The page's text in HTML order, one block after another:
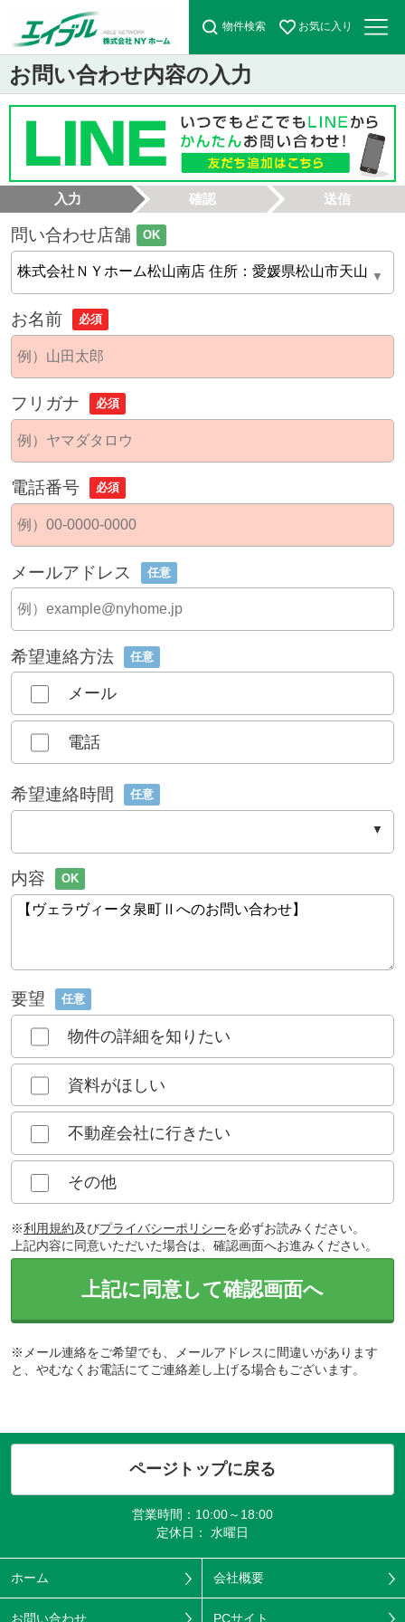
物件検索 お気に入り
お問い合わせ内容の入力
入力 確認 送信
問い合わせ店舗 OK
お名前 必須
フリガナ 必須
電話番号 必須
メールアドレス 任意
希望連絡方法 任意
メール
電話
希望連絡時間 任意
内容 OK
要望 任意
物件の詳細を知りたい
資料がほしい
不動産会社に行きたい
その他
※利用規約及びプライバシーポリシーを必ずお読みください。
上記内容に同意いただいた場合は、確認画面へお進みください。
上記に同意して確認画面へ
※メール連絡をご希望でも、メールアドレスに間違いがあります
と、やむなくお電話にてご連絡差し上げる場合もございます。
ページトップに戻る
営業時間：10:00～18:00
定休日： 水曜日
ホーム 会社概要
お問い合わせ PCサイト